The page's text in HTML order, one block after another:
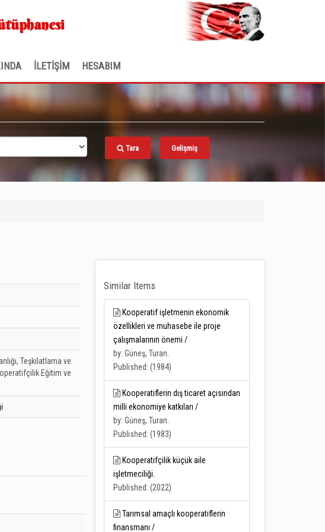
İLETİŞİM HESABIM
Tara Gelişmiş
Teşkilatlama ve
Eğitim ve
Similar Items
Kooperatif işletmenin ekonomik
özellikleri ve muhasebe ile proje
çalışmalarının önemi /
by: Güneş, Turan.
Published: (1984)
Kooperatiflerin dış ticaret açısından
milli ekonomiye katkıları /
by: Güneş, Turan.
Published: (1983)
Kooperatifçilik küçük aile
işletmeciliği.
Published: (2022)
Tarımsal amaçlı kooperatiflerin
finansmanı /